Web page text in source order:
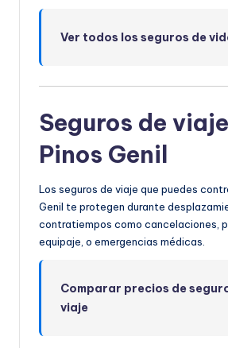
Ver todos los seguros de
Seguros de
Pinos Genil
Los seguros de viaje que puedes
Genil te protegen durante
contratiempos como cancelaciones,
equipaje, o emergencias médicas.
Comparar precios de
viaje